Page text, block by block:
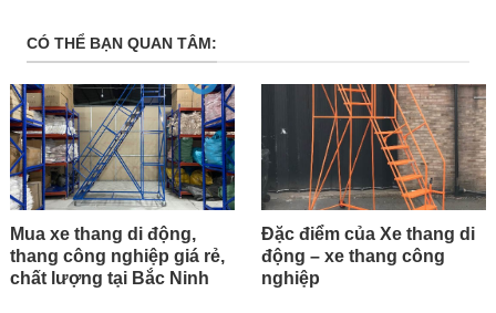
CÓ THỂ BẠN QUAN TÂM:
Mua xe thang di động,
thang công nghiệp giá rẻ,
chất lượng tại Bắc Ninh
Đặc điểm của Xe thang di
động – xe thang công
nghiệp